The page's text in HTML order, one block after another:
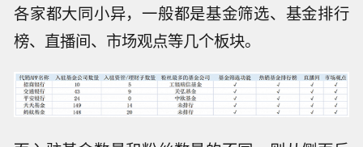
各家都大同小异，一般都是基金筛选、基金排行
榜、直播间、市场观点等几个板块。